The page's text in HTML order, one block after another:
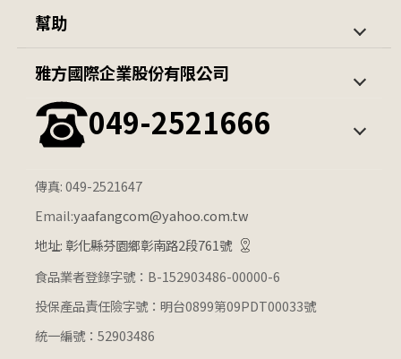
茱莉亞開團優惠組
火鍋料系列
薯條 / 蔬菜
雪糕/冰棒
公升冰淇淋
其他冰品
幫助
第一次購買
訂單查詢
會員中心
雅方國際企業股份有限公司
049-2521666
傳真: 049-2521647
Email:yaafangcom@yahoo.com.tw
地址: 彰化縣芬園鄉彰南路2段761號
食品業者登錄字號：B-152903486-00000-6
投保產品責任險字號：明台0899第09PDT00033號
統一編號：52903486